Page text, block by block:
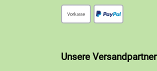
Unsere Versandpartner